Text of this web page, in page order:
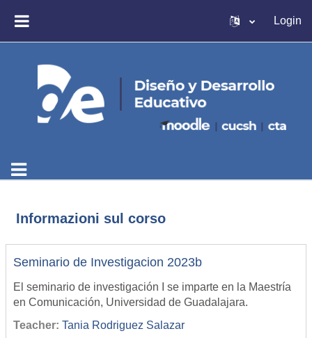
Login
Informazioni sul corso
Seminario de Investigacion 2023b
El seminario de investigación I se imparte en la Maestría
en Comunicación, Universidad de Guadalajara.
Teacher: Tania Rodriguez Salazar